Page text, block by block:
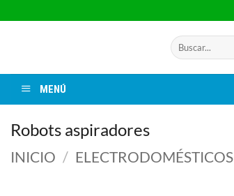
al
Buscar
por:
MENÚ
Robots aspiradores
INICIO / ELECTRODOMÉSTICOS